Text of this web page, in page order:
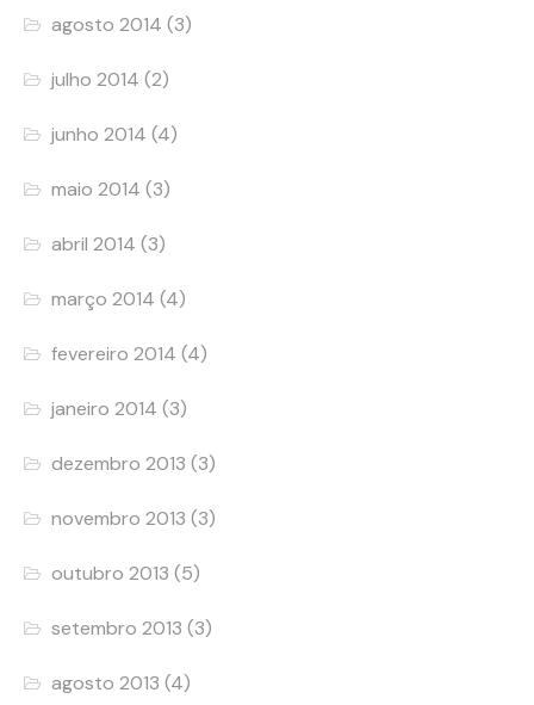
agosto 2014 (3)
julho 2014 (2)
junho 2014 (4)
maio 2014 (3)
abril 2014 (3)
março 2014 (4)
fevereiro 2014 (4)
janeiro 2014 (3)
dezembro 2013 (3)
novembro 2013 (3)
outubro 2013 (5)
setembro 2013 (3)
agosto 2013 (4)